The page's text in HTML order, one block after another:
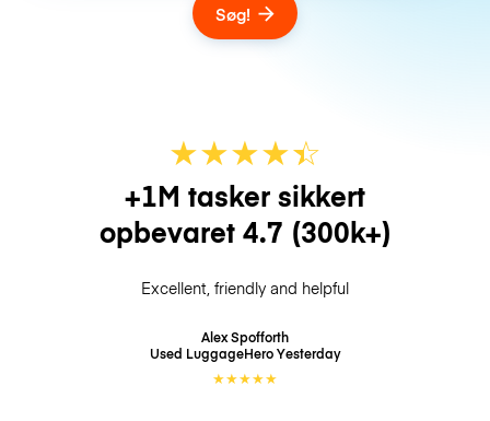
Søg!
★★★★☆
★
+1M tasker sikkert
opbevaret 4.7 (300k+)
Excellent, friendly and helpful
Alex Spofforth
Used LuggageHeroYesterday
★★★★★